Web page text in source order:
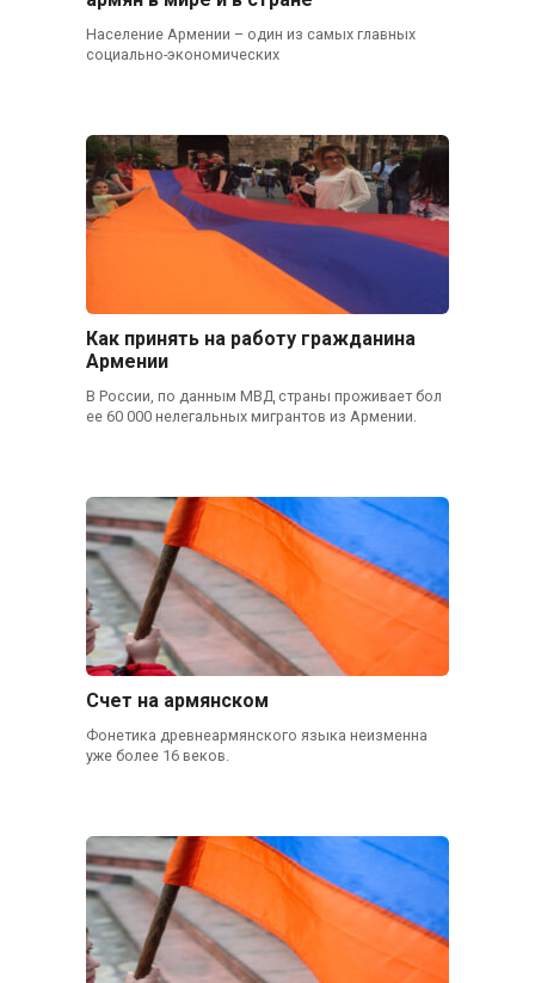
Население Армении – один из самых главных
социально-экономических
Как принять на работу гражданина
Армении
В России, по данным МВД страны проживает бол
ее 60 000 нелегальных мигрантов из Армении.
Счет на армянском
Фонетика древнеармянского языка неизменна
уже более 16 веков.